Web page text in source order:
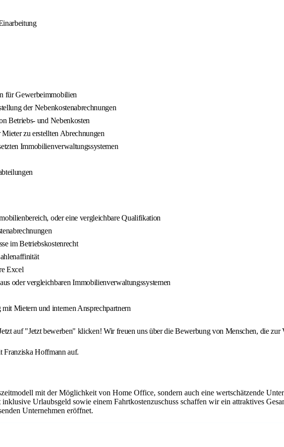
für Gewerbeimmobilien
der Nebenkostenabrechnungen
Betriebs- und Nebenkosten
zu erstellten Abrechnungen
Immobilienverwaltungssystemen
oder eine vergleichbare Qualifikation
im Betriebskostenrecht
Excel
oder vergleichbaren Immobilienverwaltungssystemen
Mietern und internen Ansprechpartnern
auf "Jetzt bewerben" klicken! Wir freuen uns über die Bewerbung von Menschen, die zur
Franziska Hoffmann auf.
mit der Möglichkeit von Home Office, sondern auch eine wertschätzende
Urlaubsgeld sowie einem Fahrtkostenzuschuss schaffen wir ein attraktives
Unternehmen eröffnet.